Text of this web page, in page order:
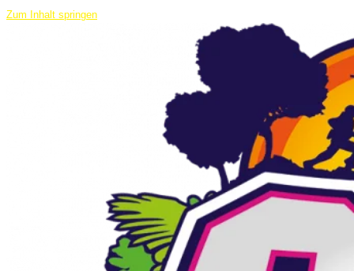
Zum Inhalt springen